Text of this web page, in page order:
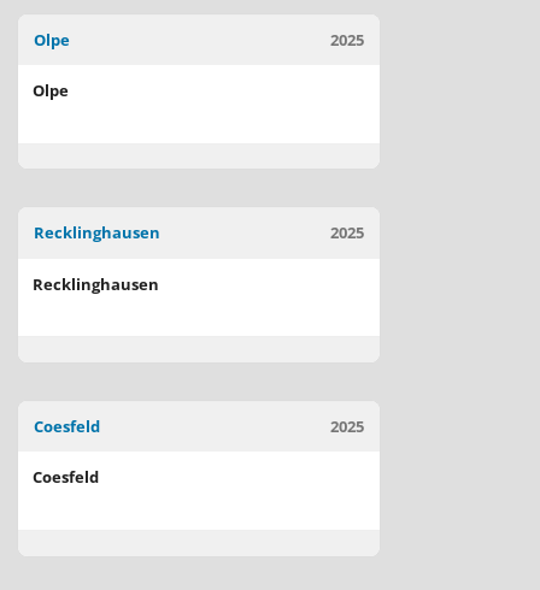
2025
Olpe
Olpe
2025
Recklinghausen
Recklinghausen
2025
Coesfeld
Coesfeld